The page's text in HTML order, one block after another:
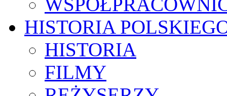
HISTORIA
HISTORIA
FILMY